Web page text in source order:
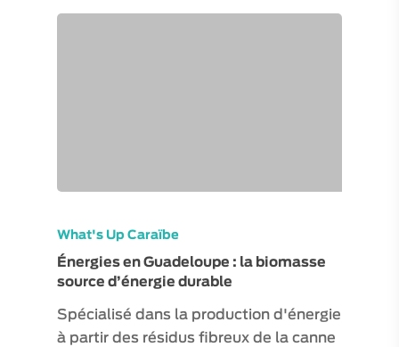
What's Up Caraïbe
Énergies en Guadeloupe : la biomasse
source d’énergie durable
Spécialisé dans la production d'énergie
à partir des résidus fibreux de la canne